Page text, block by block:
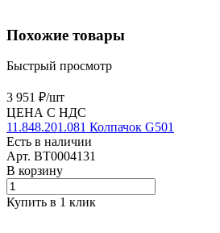
Похожие товары
Быстрый просмотр
3 951 ₽/шт
ЦЕНА С НДС
11.848.201.081 Колпачок G501
Есть в наличии
Арт. BT0004131
В корзину
Купить в 1 клик